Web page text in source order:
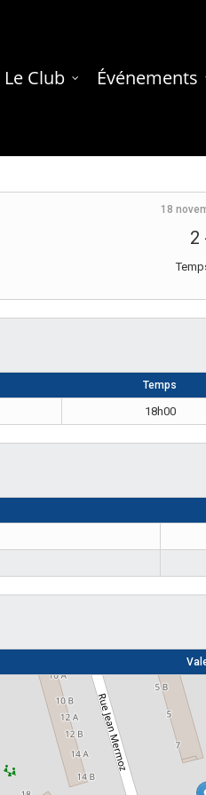
Le Club Événements
18
2
Temps
18h00